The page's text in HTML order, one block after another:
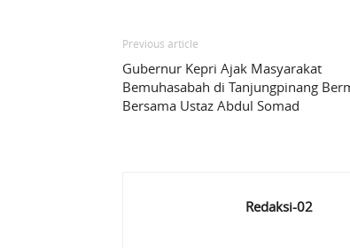
Previous article
Gubernur Kepri Ajak Masyarakat
Bemuhasabah di Tanjungpinang
Bersama Ustaz Abdul Somad
Redaksi-02